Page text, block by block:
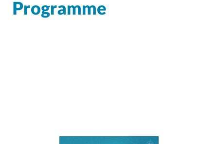
Programme